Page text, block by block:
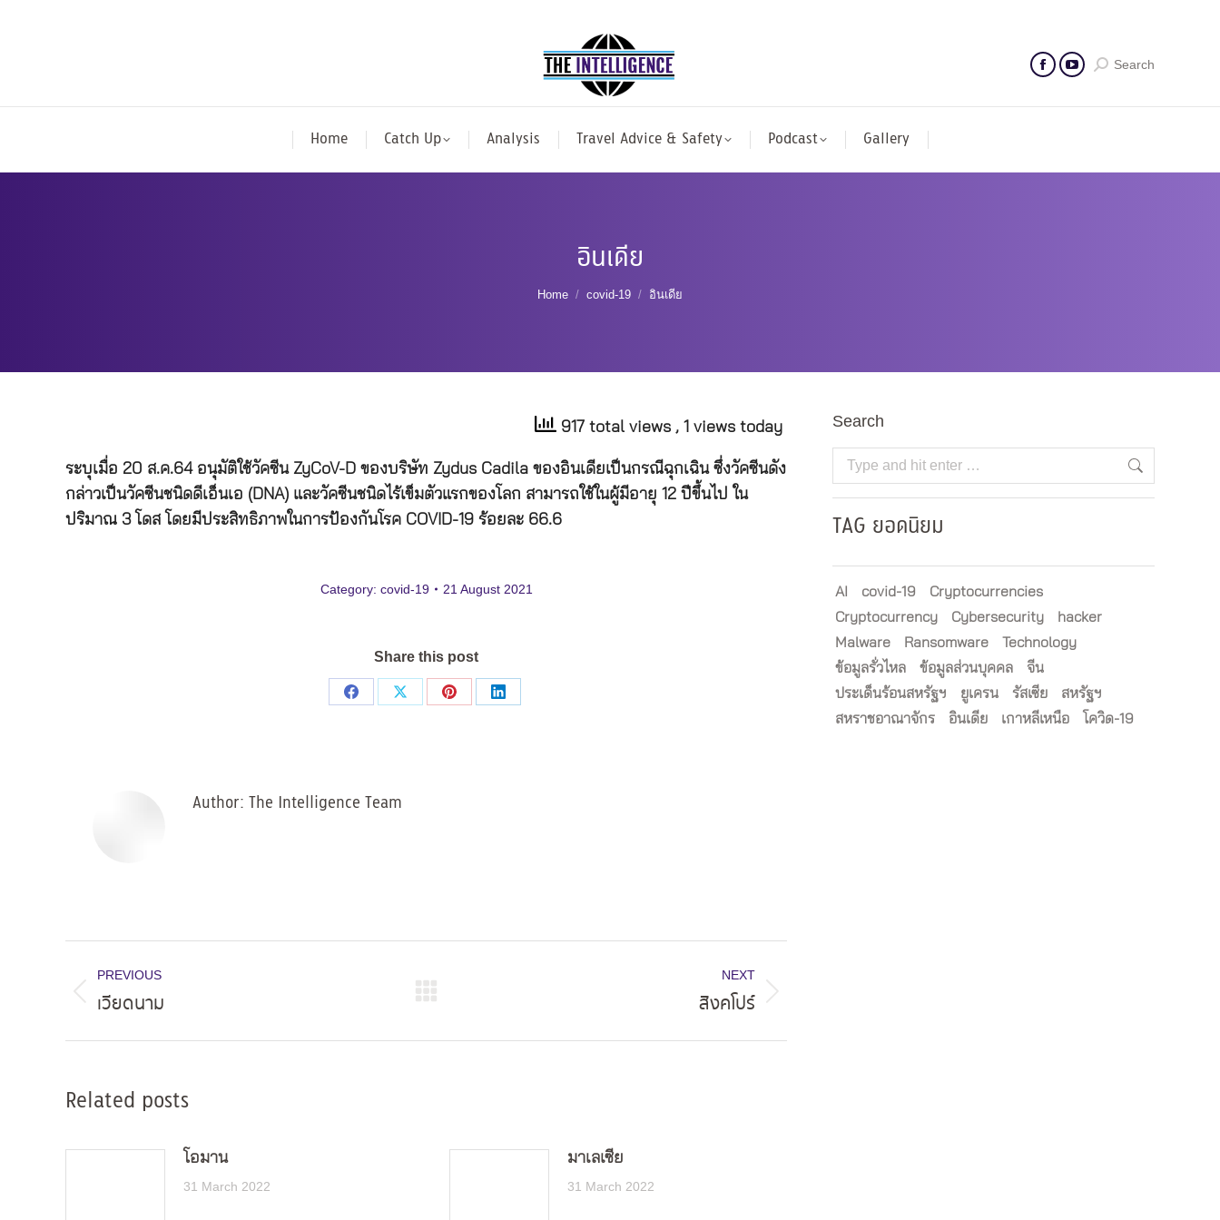
Search
Home Catch Up Analysis Travel Advice & Safety Podcast Gallery
อินเดีย
You are here:
Home covid-19 อินเดีย
917 total views , 1 views today
ระบุเมื่อ 20 ส.ค.64 อนุมัติใช้วัคซีน ZyCoV-D ของบริษัท Zydus Cadila ของอินเดียเป็นกรณีฉุกเฉิน ซึ่งวัคซีนดัง
กล่าวเป็นวัคซีนชนิดดีเอ็นเอ (DNA) และวัคซีนชนิดไร้เข็มตัวแรกของโลก สามารถใช้ในผู้มีอายุ 12 ปีขึ้นไป ใน
ปริมาณ 3 โดส โดยมีประสิทธิภาพในการป้องกันโรค COVID-19 ร้อยละ 66.6
Category: covid-19 21 August 2021
Share this post
Share
Share
Share
Share
Author: The Intelligence Team
navigation
PREVIOUS
Previous
เวียดนาม
NEXT
สิงคโปร์
Related posts
โอมาน
31 March 2022
มาเลเซีย
31 March 2022
Search
Search:
TAG ยอดนิยม
AI covid-19
Cryptocurrencies
Cryptocurrency
Cybersecurity
hacker
Malware
Ransomware
Technology
ข้อมูลรั่วไหล
ข้อมูลส่วนบุคคล
จีน
ประเด็นร้อนสหรัฐฯ
ยูเครน รัสเซีย
สหรัฐฯ
สหราชอาณาจักร
อินเดีย เกาหลีเหนือ โควิด-19